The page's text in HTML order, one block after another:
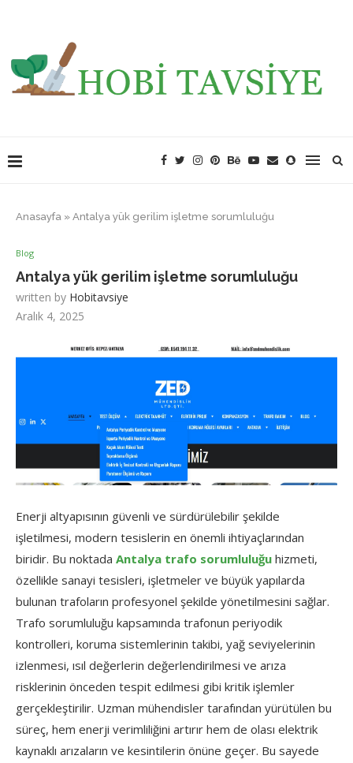
Anasayfa » Antalya yük gerilim işletme sorumluluğu
Blog
Antalya yük gerilim işletme sorumluluğu
written by Hobitavsiye
Aralık 4, 2025
Enerji altyapısının güvenli ve sürdürülebilir şekilde
işletilmesi, modern tesislerin en önemli ihtiyaçlarından
biridir. Bu noktada Antalya trafo sorumluluğu hizmeti,
özellikle sanayi tesisleri, işletmeler ve büyük yapılarda
bulunan trafoların profesyonel şekilde yönetilmesini sağlar.
Trafo sorumluluğu kapsamında trafonun periyodik
kontrolleri, koruma sistemlerinin takibi, yağ seviyelerinin
izlenmesi, ısıl değerlerin değerlendirilmesi ve arıza
risklerinin önceden tespit edilmesi gibi kritik işlemler
gerçekleştirilir. Uzman mühendisler tarafından yürütülen bu
süreç, hem enerji verimliliğini artırır hem de olası elektrik
kaynaklı arızaların ve kesintilerin önüne geçer. Bu sayede